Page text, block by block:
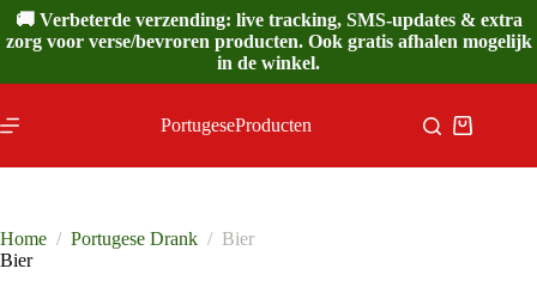
Ga
naar
de
🚚 Verbeterde verzending: live tracking, SMS-updates & extra
zorg voor verse/bevroren producten. Ook gratis afhalen mogelijk
in de winkel.
PortugeseProducten
Home / Portugese Drank / Bier
Bier